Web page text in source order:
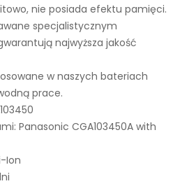
nie posiada efektu pamięci.
specjalistycznym
najwyższa jakość
w naszych bateriach
prace.
Panasonic CGA103450A with
Ion